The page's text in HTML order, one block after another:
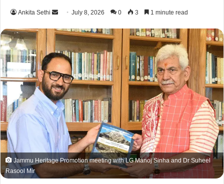
Ankita Sethi
n
a
n
e
m
a
i
July 8, 2026 0 3 1 minute read
Jammu Heritage Promotion meeting with LG Manoj Sinha and Dr Suheel
Rasool Mir